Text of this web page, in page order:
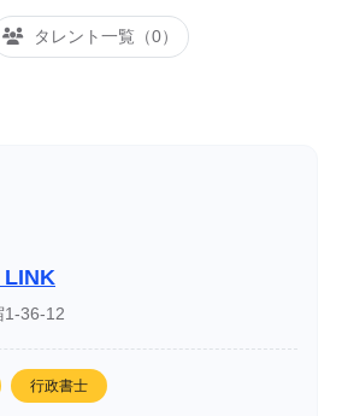
タレント一覧（0）
LINK
1-36-12
行政書士